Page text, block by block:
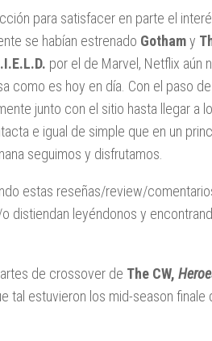
para satisfacer en parte el
se habían estrenado Gothamy
por el de Marvel, Netflix aún
como es hoy en día. Con el paso
junto con el sitio hasta llegar a
e igual de simple que en un
seguimos y disfrutamos.
estas reseñas/review/
distiendan leyéndonos y
de crossover de The CW,
tal estuvieron los mid-season finale